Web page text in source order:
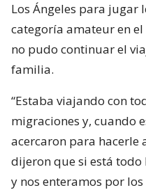
Los Ángeles para jugar
categoría amateur en
no pudo continuar el
familia.
“Estaba viajando con
migraciones y, cuando
acercaron para hacerle
dijeron que si está todo
y nos enteramos por